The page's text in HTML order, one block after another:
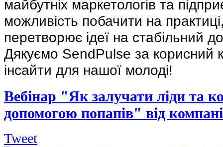
майбутніх маркетологів та
можливість побачити на
перетворює ідеї на стабільний
Дякуємо SendPulse за корисний
інсайти для нашої молоді!
Вебінар "Як залучати ліди та
допомогою попапів" від
Tweet